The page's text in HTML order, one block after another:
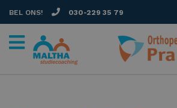
BEL ONS! 030-229 35 79